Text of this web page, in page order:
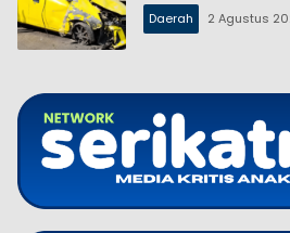
Daerah 2 Agustus